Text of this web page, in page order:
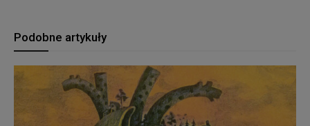
Podobne artykuły